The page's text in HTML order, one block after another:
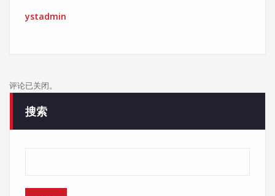
ystadmin
评论已关闭。
搜索